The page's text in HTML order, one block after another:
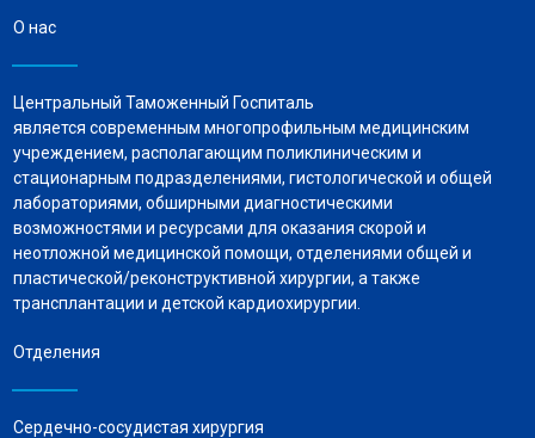
О нас
Центральный Таможенный Госпиталь
является современным многопрофильным медицинским
учреждением, располагающим поликлиническим и
стационарным подразделениями, гистологической и общей
лабораториями, обширными диагностическими
возможностями и ресурсами для оказания скорой и
неотложной медицинской помощи, отделениями общей и
пластической/реконструктивной хирургии, а также
трансплантации и детской кардиохирургии.
Отделения
Сердечно-сосудистая хирургия